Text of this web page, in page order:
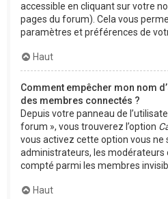
accessible en cliquant sur votre
pages du forum). Cela vous
paramètres et préférences de
Haut
Comment empêcher mon nom
des membres connectés ?
Depuis votre panneau de
forum », vous trouverez l’option
vous activez cette option vous ne
administrateurs, les modérateurs
compté parmi les membres
Haut